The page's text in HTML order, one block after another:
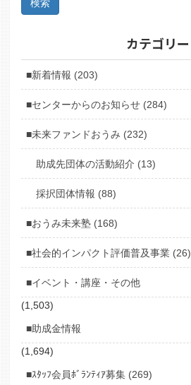
カテゴリー
■新着情報 (203)
■センターからのお知らせ (284)
■未来ファンドおうみ (232)
助成先団体の活動紹介 (13)
採択団体情報 (88)
■おうみ未来塾 (168)
■社会的インパクト評価普及事業 (26)
■イベント・講座・その他
(1,503)
■助成金情報
(1,694)
■ｽﾀｯﾌ会員ﾎﾞﾗﾝﾃｨｱ募集 (269)